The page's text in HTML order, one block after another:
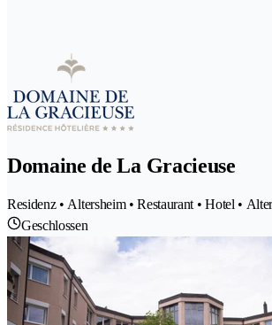
Domaine de La Gracieuse
Residenz • Altersheim • Restaurant • Hotel •
Geschlossen